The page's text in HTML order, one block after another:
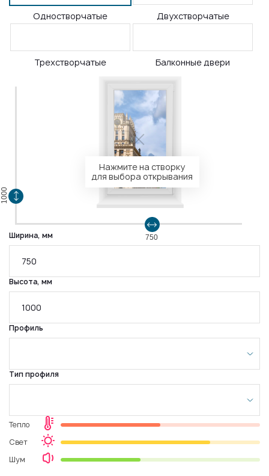
1000
750
Нажмите на створку
для выбора открывания
Одностворчатые Двухстворчатые
Трехстворчатые Балконные двери
Ширина, мм
Высота, мм
Профиль
Тип профиля
Тепло
Свет
Шум